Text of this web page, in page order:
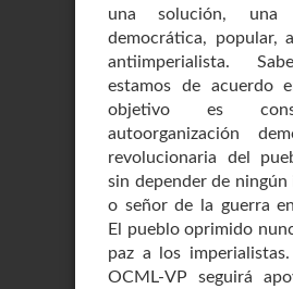
una solución, una
democrática, popular,
antiimperialista.
estamos de acuerdo
objetivo es
autoorganización
revolucionaria del
sin depender de ningún
o señor de la guerra
El pueblo oprimido
paz a los
OCML-VP seguirá